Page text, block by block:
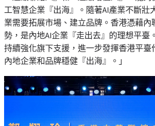
工智慧企業『出海』。隨著AI產業不斷壯
業需要拓展市場、建立品牌。香港憑藉內
勢，是內地AI企業『走出去』的理想平臺
持續強化旗下支援，進一步發揮香港平臺
內地企業和品牌穩健『出海』。」